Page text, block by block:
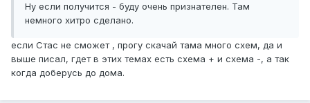
Ну если получится - буду очень признателен. Там
немного хитро сделано.
если Стас не сможет , прогу скачай тама много схем, да и
выше писал, гдет в этих темах есть схема + и схема -, а так
когда доберусь до дома.